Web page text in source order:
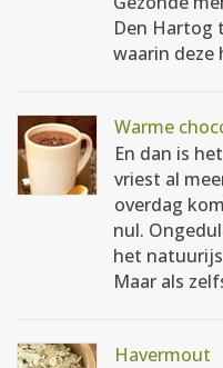
Den Hartog
waarin deze
Warme
En dan is
vriest al
overdag
nul.
het
Maar als
Havermout